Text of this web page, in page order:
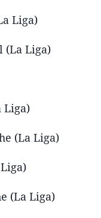
Liga)
(La Liga)
Liga)
(La Liga)
(La Liga)